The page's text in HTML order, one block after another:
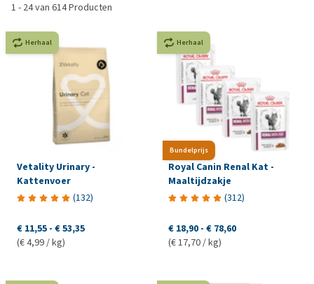
1 - 24van 614Producten
Herhaal
Vetality Urinary -
Kattenvoer
(132)
€ 11,55 - € 53,35
(€ 4,99 / kg)
Bundelprijs
Herhaal
Royal Canin Renal Kat -
Maaltijdzakje
(312)
€ 18,90 - € 78,60
(€ 17,70 / kg)